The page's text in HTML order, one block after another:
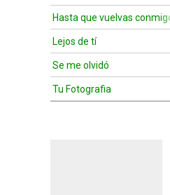
Hasta que vuelvas
Lejos de tí
Se me olvidó
Tu Fotografia